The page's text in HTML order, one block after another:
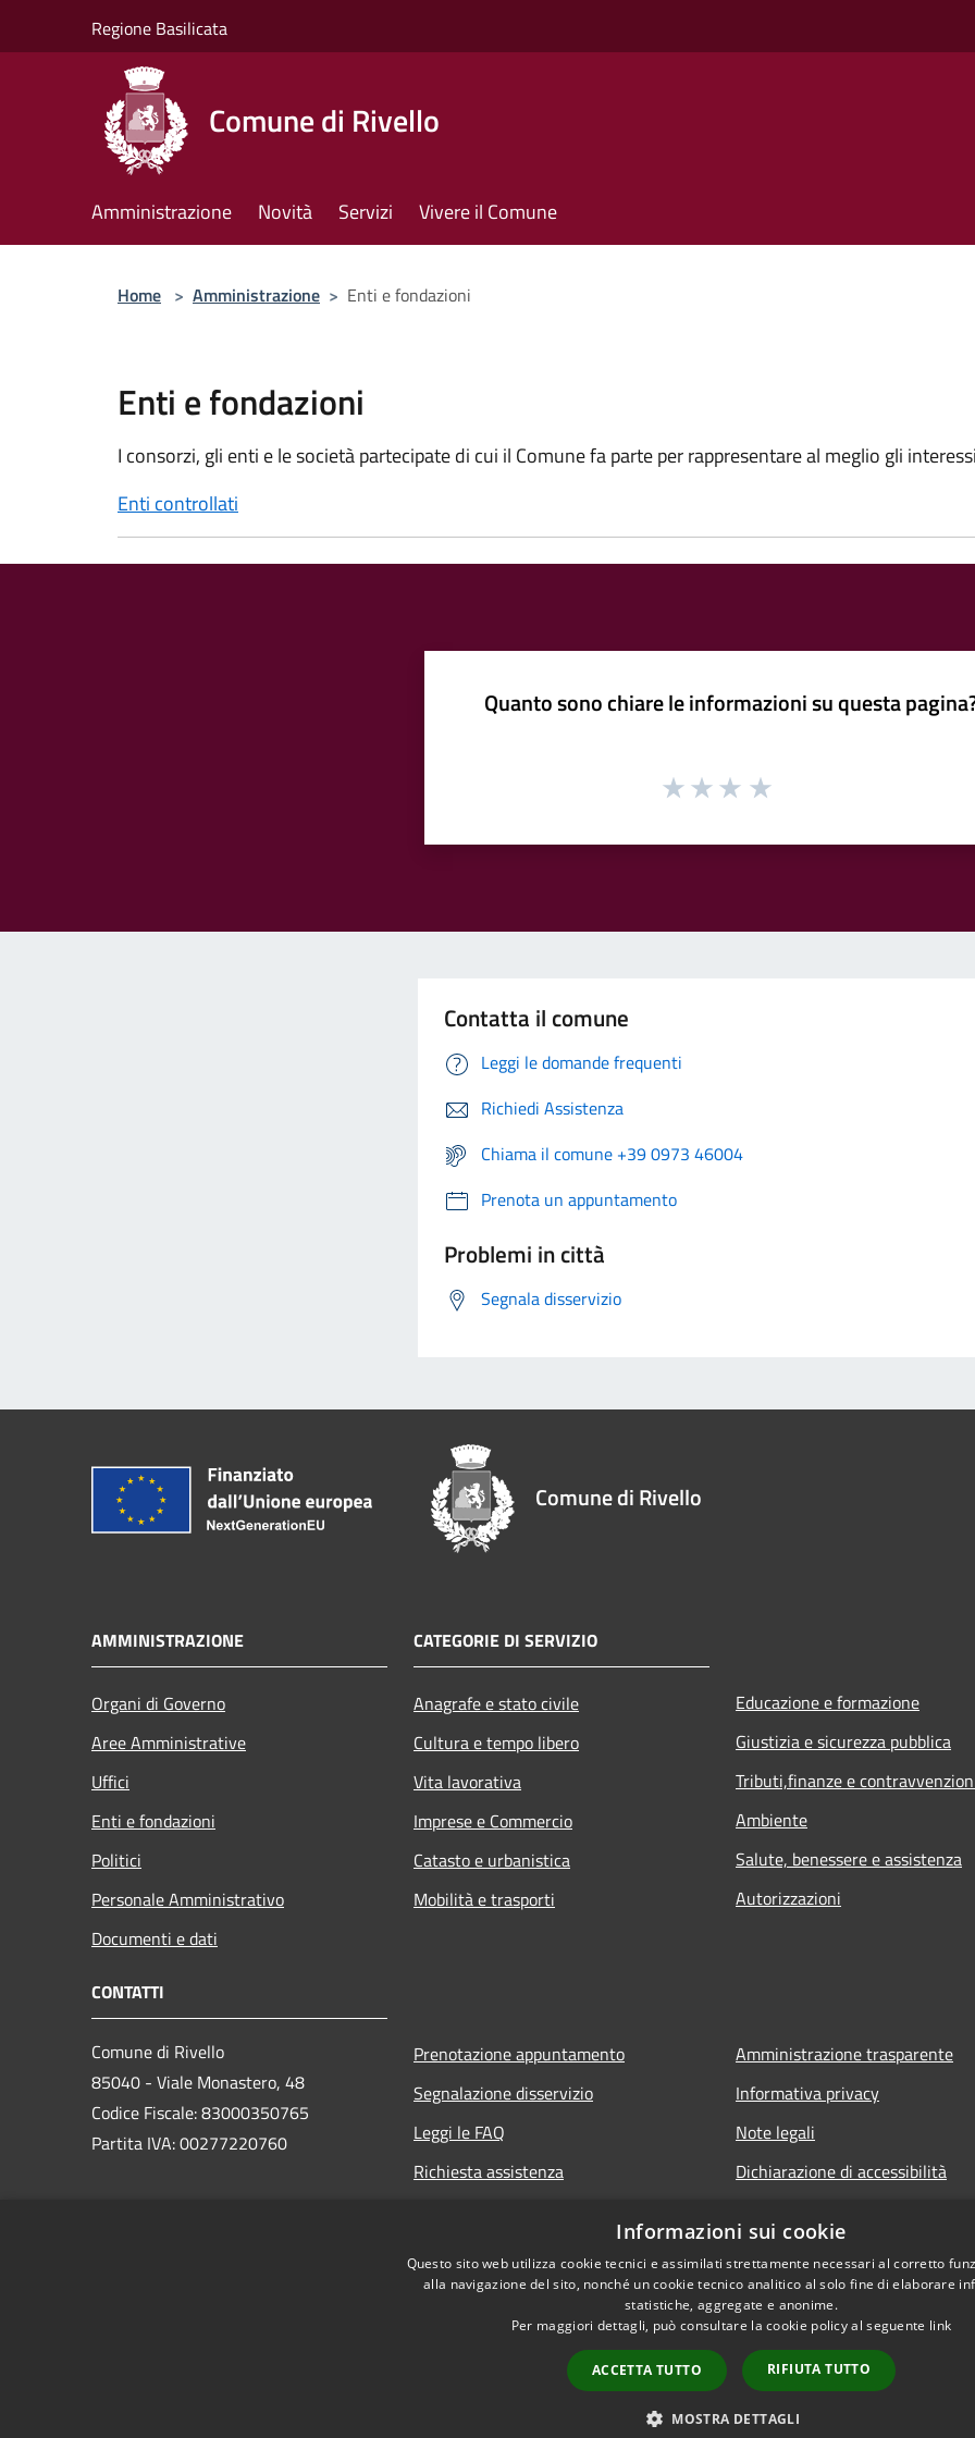
Regione Basilicata
Comune di Rivello
Amministrazione Novità Servizi Vivere il Comune
Home > Amministrazione > Enti e fondazioni
Enti e fondazioni
I consorzi, gli enti e le società partecipate di cui il Comune fa parte per rappresentare al meglio gli
Enti controllati
Quanto sono chiare le informazioni su questa
Contatta il comune
Leggi le domande frequenti
Richiedi Assistenza
Chiama il comune +39 0973 46004
Prenota un appuntamento
Problemi in città
Segnala disservizio
Comune di Rivello
AMMINISTRAZIONE
Organi di Governo
Aree Amministrative
Uffici
Enti e fondazioni
Politici
Personale Amministrativo
Documenti e dati
CATEGORIE DI SERVIZIO
Anagrafe e stato civile
Cultura e tempo libero
Vita lavorativa
Imprese e Commercio
Catasto e urbanistica
Mobilità e trasporti
Educazione e formazione
Giustizia e sicurezza pubblica
Tributi,finanze e
Ambiente
Salute, benessere e assistenza
Autorizzazioni
CONTATTI
Comune di Rivello
85040 - Viale Monastero, 48
Codice Fiscale: 83000350765
Partita IVA: 00277220760
Prenotazione appuntamento
Segnalazione disservizio
Leggi le FAQ
Richiesta assistenza
Amministrazione trasparente
Informativa privacy
Note legali
Dichiarazione di accessibilità
Copyright © 2026 •
Informazioni sui cookie
Questo sito web utilizza cookie tecnici e assimilati strettamente necessari al corretto
alla navigazione del sito, nonché un cookie tecnico analitico al solo fine di elaborare
statistiche, aggregate e anonime.
Per maggiori dettagli, può consultare la cookie policy al seguente link
ACCETTA TUTTO RIFIUTA TUTTO
MOSTRA DETTAGLI